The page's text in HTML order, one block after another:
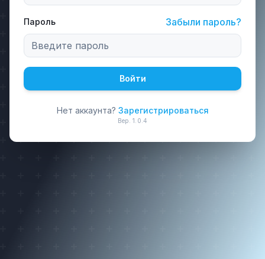
Пароль Забыли пароль?
Войти
Нет аккаунта? Зарегистрироваться
Вер. 1.0.4